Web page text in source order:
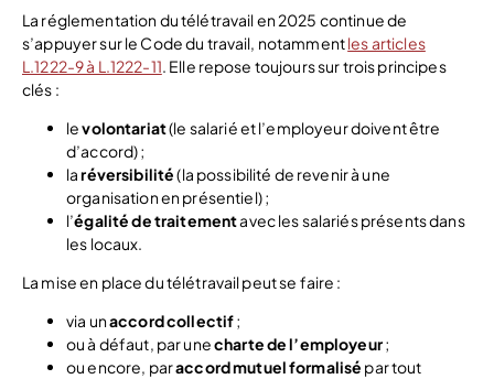
La réglementation du télétravail en 2025 continue de
s’appuyer sur le Code du travail, notammentles articles
L.1222-9 à L.1222-11. Elle repose toujours sur trois principes
clés :
levolontariat(le salarié et l’employeur doivent être
d’accord) ;
laréversibilité(la possibilité de revenir à une
organisation en présentiel) ;
l’égalité de traitementavec les salariés présents dans
les locaux.
La mise en place du télétravail peut se faire :
via unaccord collectif;
ou à défaut, par unecharte de l’employeur;
ou encore, paraccord mutuel formalisé par tout